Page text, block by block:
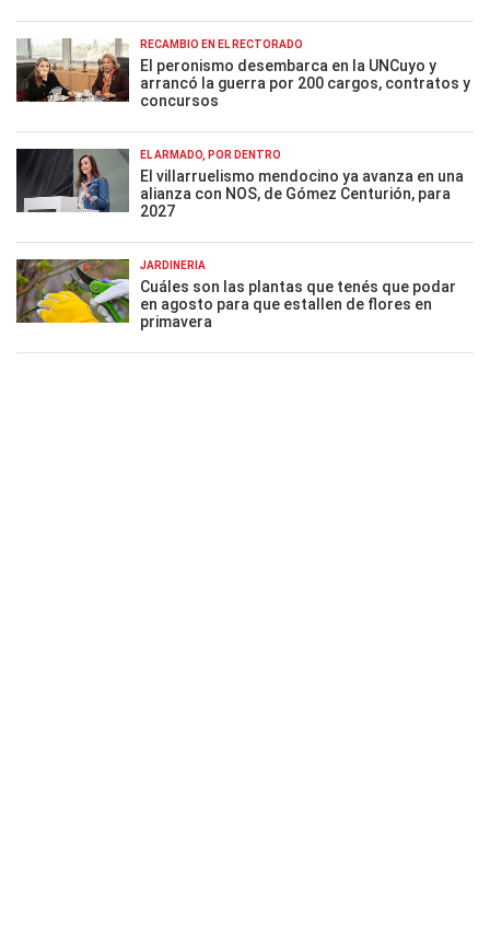
RECAMBIO EN EL RECTORADO
El peronismo desembarca en la UNCuyo y
arrancó la guerra por 200 cargos, contratos y
concursos
EL ARMADO, POR DENTRO
El villarruelismo mendocino ya avanza en una
alianza con NOS, de Gómez Centurión, para
2027
JARDINERÍA
Cuáles son las plantas que tenés que podar
en agosto para que estallen de flores en
primavera